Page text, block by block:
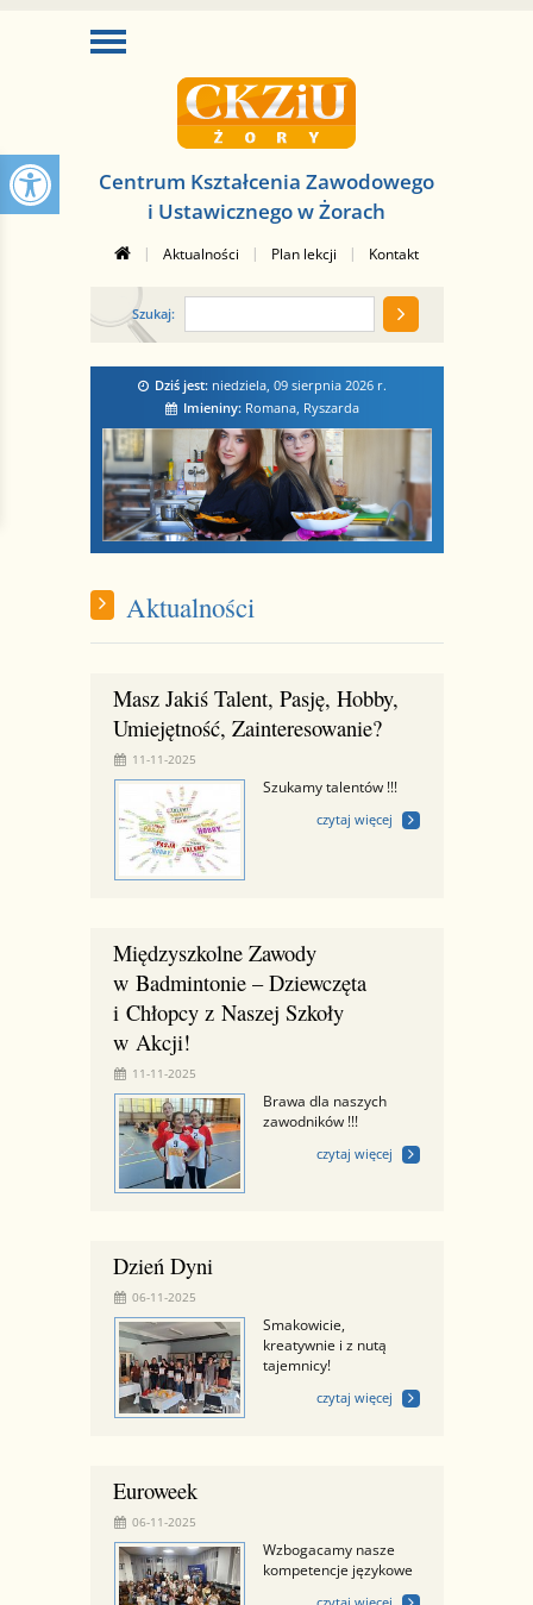
Centrum Kształcenia Zawodowego
i Ustawicznego w Żorach
| Aktualności | Plan lekcji | Kontakt
Szukaj:
Dziś jest: niedziela, 09 sierpnia 2026r.
Imieniny:Romana, Ryszarda
Aktualności
Masz Jakiś Talent, Pasję, Hobby,
Umiejętność, Zainteresowanie?
11-11-2025
Szukamy talentów !!!
czytaj więcej
Międzyszkolne Zawody
w Badmintonie – Dziewczęta
i Chłopcy z Naszej Szkoły
w Akcji!
11-11-2025
Brawa dla naszych
zawodników !!!
czytaj więcej
Dzień Dyni
06-11-2025
Smakowicie,
kreatywnie i z nutą
tajemnicy!
czytaj więcej
Euroweek
06-11-2025
Wzbogacamy nasze
kompetencje językowe